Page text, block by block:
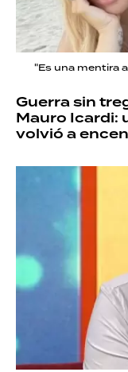
"Es una mentira
Guerra sin
Mauro Icardi:
volvió a